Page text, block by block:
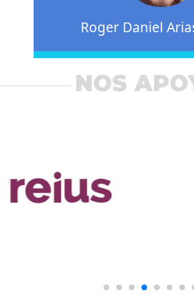
Roger Daniel
NOS